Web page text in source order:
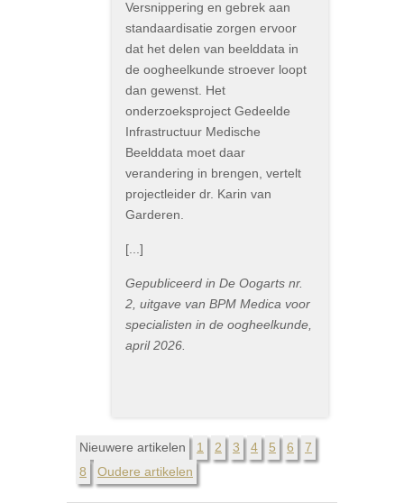
Versnippering en gebrek aan
standaardisatie zorgen ervoor
dat het delen van beelddata in
de oogheelkunde stroever loopt
dan gewenst. Het
onderzoeksproject Gedeelde
Infrastructuur Medische
Beelddata moet daar
verandering in brengen, vertelt
projectleider dr. Karin van
Garderen.
[...]
Gepubliceerd in De Oogarts nr.
2, uitgave van BPM Medica voor
specialisten in de oogheelkunde,
april 2026.
Nieuwere artikelen 1 2 3 4 5 6
7
8
Oudere artikelen